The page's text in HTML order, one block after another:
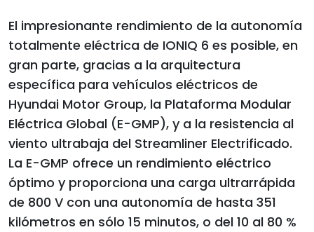
El impresionante rendimiento de la autonomía
totalmente eléctrica de IONIQ 6 es posible, en
gran parte, gracias a la arquitectura
específica para vehículos eléctricos de
Hyundai Motor Group, la Plataforma Modular
Eléctrica Global (E-GMP), y a la resistencia al
viento ultrabaja del Streamliner Electrificado.
La E-GMP ofrece un rendimiento eléctrico
óptimo y proporciona una carga ultrarrápida
de 800 V con una autonomía de hasta 351
kilómetros en sólo 15 minutos, o del 10 al 80 %